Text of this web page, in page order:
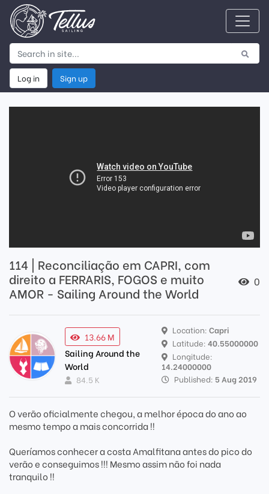
Log in Sign up
114 | Reconciliação em CAPRI, com
direito a FERRARIS, FOGOS e muito
AMOR - Sailing Around the World
0
13.66 M
Sailing Around the
World
84.5 K
Location: Capri
Latitude: 40.55000000
Longitude:
14.24000000
Published: 5 Aug 2019
O verão oficialmente chegou, a melhor época do ano ao
mesmo tempo a mais concorrida !!
Queríamos conhecer a costa Amalfitana antes do pico do
verão e conseguimos !!! Mesmo assim não foi nada
tranquilo !!